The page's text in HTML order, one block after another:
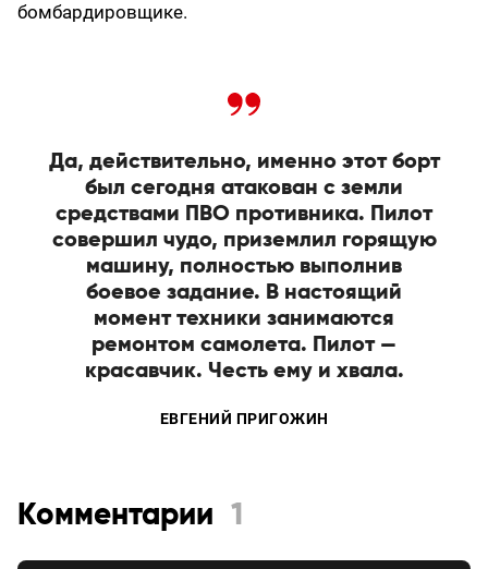
бомбардировщике.
Да, действительно, именно этот борт
был сегодня атакован с земли
средствами ПВО противника. Пилот
совершил чудо, приземлил горящую
машину, полностью выполнив
боевое задание. В настоящий
момент техники занимаются
ремонтом самолета. Пилот —
красавчик. Честь ему и хвала.
ЕВГЕНИЙ ПРИГОЖИН
Комментарии 1